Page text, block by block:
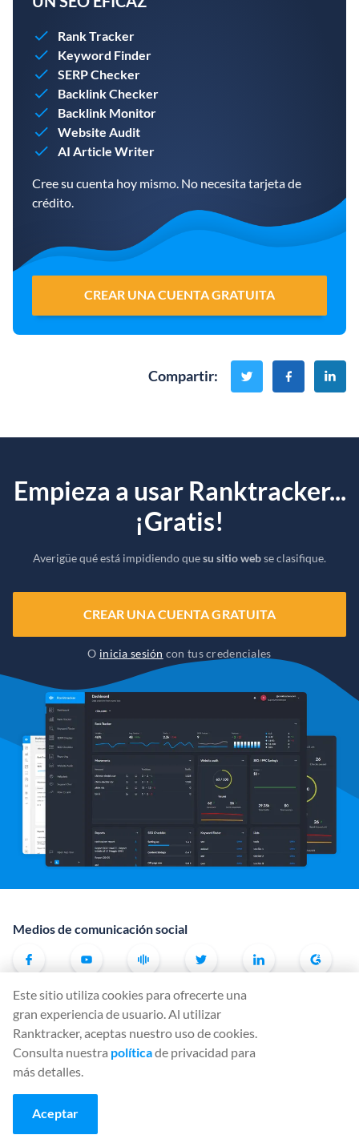
Rank Tracker
Keyword Finder
SERP Checker
Backlink Checker
Backlink Monitor
Website Audit
AI Article Writer
Cree su cuenta hoy mismo. No necesita tarjeta de
crédito.
CREAR UNA CUENTA GRATUITA
Compartir:
Empieza a usar Ranktracker...
¡Gratis!
Averigüe qué está impidiendo quesu sitio webse clasifique.
CREAR UNA CUENTA GRATUITA
O inicia sesión con tus credenciales
Medios de comunicación social
Herramientas
Rank Tracker
Keyword Finder
SERP Checker
Backlink Checker
Este sitio utiliza cookies para ofrecerte una
gran experiencia de usuario. Al utilizar
Ranktracker, aceptas nuestro uso de cookies.
Consulta nuestra políticade privacidad para
más detalles.
Aceptar